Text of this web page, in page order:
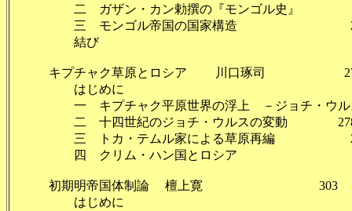
二 ガザン・カン勅撰の『モンゴル史』
三 モンゴル帝国の国家構造
結び
キプチャク草原とロシア 川口琢司
はじめに
一 キプチャク平原世界の浮上 －ジョチ・ウルス
二 十四世紀のジョチ・ウルスの変動
三 トカ・テムル家による草原再編
四 クリム・ハン国とロシア
初期明帝国体制論 檀上寛 303
はじめに